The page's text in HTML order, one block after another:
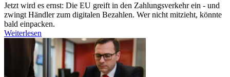
Jetzt wird es ernst: Die EU greift in den Zahlungsverkehr ein - und
zwingt Händler zum digitalen Bezahlen. Wer nicht mitzieht, könnte
bald einpacken.
Weiterlesen